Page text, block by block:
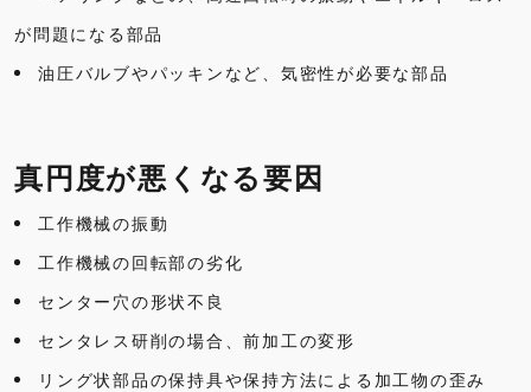
が問題になる部品
油圧バルブやパッキンなど、気密性が必要な部品
真円度が悪くなる要因
工作機械の振動
工作機械の回転部の劣化
センター穴の形状不良
センタレス研削の場合、前加工の変形
リング状部品の保持具や保持方法による加工物の歪み